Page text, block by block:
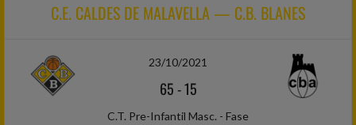
C.E. CALDES DE MALAVELLA — C.B. BLANES
23/10/2021
65-15
C.T. Pre-Infantil Masc. - Fase